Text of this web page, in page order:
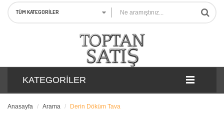
TÜM KATEGORILER
KATEGORILER
Anasayfa Arama Derin Döküm Tava